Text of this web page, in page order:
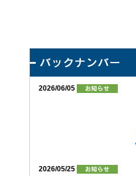
2026/06/05
2026/05/25